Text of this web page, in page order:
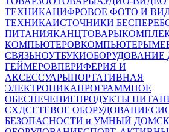
ТЕХНИКАЦИФРОВОЕ ФОТО И
ТЕХНИКАИСТОЧНИКИ
ПИТАНИЯКАНЦТОВАРЫ
КОМПЬЮТЕРОВКОМПЬЮТЕРЫ
СВЯЗЬНОУТБУКИОБОРУДОВАНИЕ
ГЕЙМЕРОВПЕРИФЕРИЯ И
АКСЕССУАРЫПОРТАТИВНАЯ
ЭЛЕКТРОНИКАПРОГРАММНОЕ
ОБЕСПЕЧЕНИЕПРОДУКТЫ
СХДСЕТЕВОЕ ОБОРУДОВАНИЕ
БЕЗОПАСНОСТИ и УМНЫЙ ДОМ